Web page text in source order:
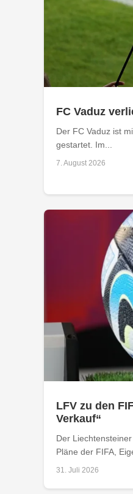
FC Vaduz
Der FC Vaduz ist
gestartet. Im...
7. August 2026
LFV zu den
Verkauf“
Der
Pläne der FIFA,
31. Juli 2026